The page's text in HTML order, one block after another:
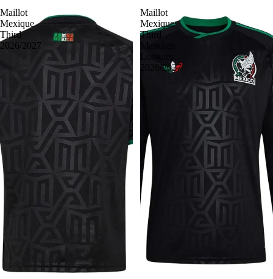
Maillot
Mexique
Third
2026/2027
Maillot
Mexique
Third
2026/2027